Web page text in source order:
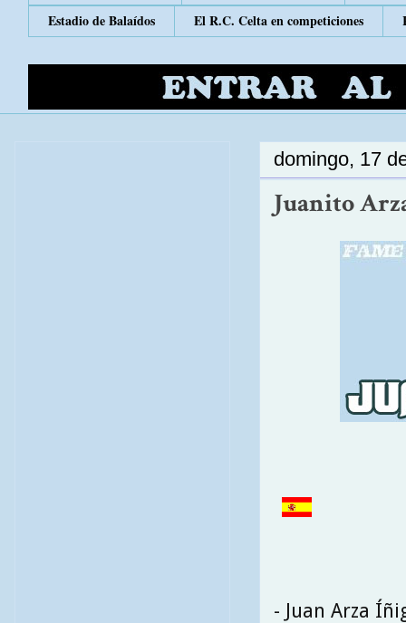
Estadio de Balaídos
El R.C. Celta en competiciones
domingo, 17
Juanito
- Juan Arza